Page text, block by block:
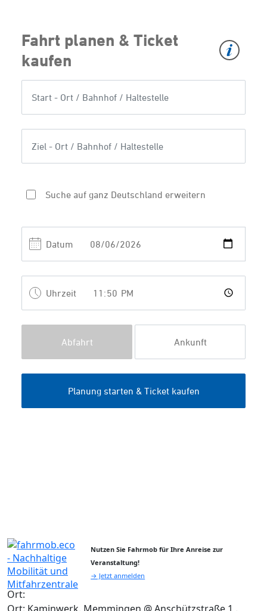
Nutzen Sie Fahrmob für Ihre Anreise zur
Veranstaltung!
→ Jetzt anmelden
Ort: